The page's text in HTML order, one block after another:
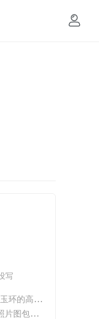
写
，太好看了
包合集